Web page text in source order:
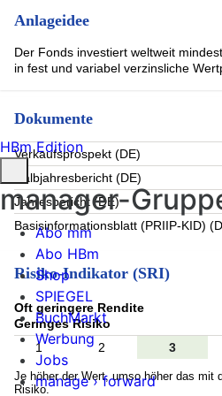
(0.53%)
CEMEX SAB DE CV T5Y+NA
TEVA PHARMACEUTICAL 5,125
NN Group N.V. EO-FLR Bonds
DOMINION ENERGY INC
Anlageidee
Der Fonds investiert weltweit
in fest und variabel verzinsliche
Dokumente
Verkaufsprospekt (DE)
Halbjahresbericht (DE)
Jahresbericht (DE)
Basisinformationsblatt (PRIIP-KID)
Risiko-Indikator (SRI)
Oft geringere Rendite
Geringes Risiko
1
2 3
Je höher der Wert, umso höher das mit
Risiko.
HBm Edition
manager-
Abo mm
Abo HBm
Shop
SPIEGEL
BuchMarkt
Werbung
Jobs
manage › forward